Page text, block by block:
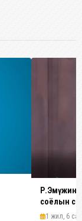
Р.Эмүжин:
соёлын
болсныг
1 жил, 6 сар